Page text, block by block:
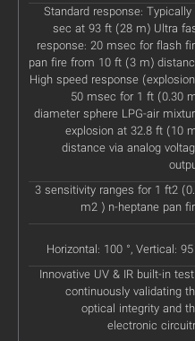
Standard response: Typically
sec at 93 ft (28 m) Ultra
response: 20 msec for flash
pan fire from 10 ft (3 m)
High speed response
50 msec for 1 ft (0.30
diameter sphere LPG-air
explosion at 32.8 ft (10
distance via analog
3 sensitivity ranges for 1 ft2
m2 ) n-heptane pan
Horizontal: 100 °, Vertical: 95
Innovative UV & IR built-in
continuously validating
optical integrity and
electronic